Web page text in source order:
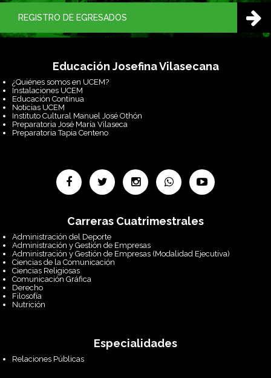
REGISTRO DE EGRESADOS
Educación Josefina Vilasecana
¿Quiénes somos en UCEM?
Instalaciones UCEM
Educación Continua
Noticias UCEM
Instituto Cultural Manuel José Othón
Preparatoria José María Vilaseca
Preparatoria Tapia Centeno
Carreras Cuatrimestrales
Administración del Deporte
Administración y Gestión de Empresas
Administración y Gestión de Empresas (Modalidad Ejecutiva)
Ciencias de la Comunicación
Ciencias Religiosas
Comunicación Gráfica
Derecho
Filosofía
Nutrición
Especialidades
Relaciones Públicas